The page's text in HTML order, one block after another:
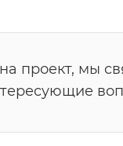
проект, мы